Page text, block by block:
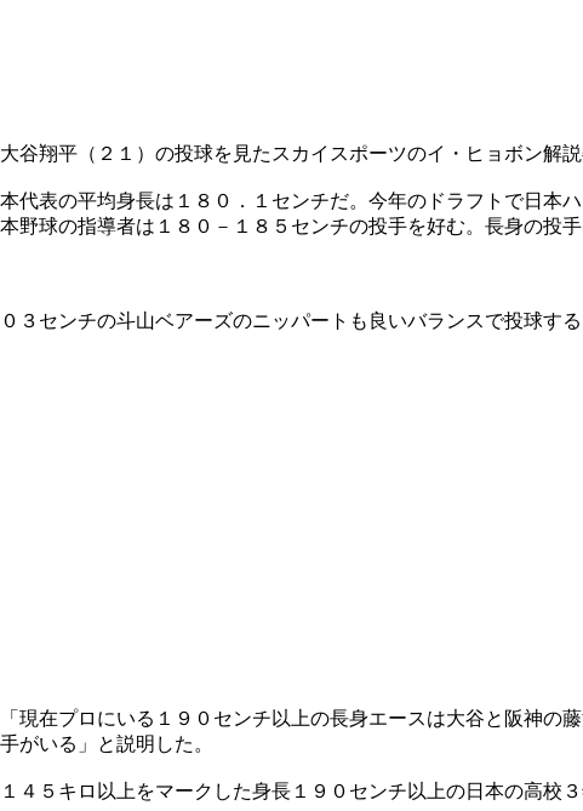
翔平（２１）の投球を見たスカイスポーツのイ・ヒョボン解説
表の平均身長は１８０．１センチだ。今年のドラフトで日本
野球の指導者は１８０－１８５センチの投手を好む。長身の投
センチの斗山ベアーズのニッパートも良いバランスで投球す
現在プロにいる１９０センチ以上の長身エースは大谷と阪神の
がいる」と説明した。
４５キロ以上をマークした身長１９０センチ以上の日本の高校